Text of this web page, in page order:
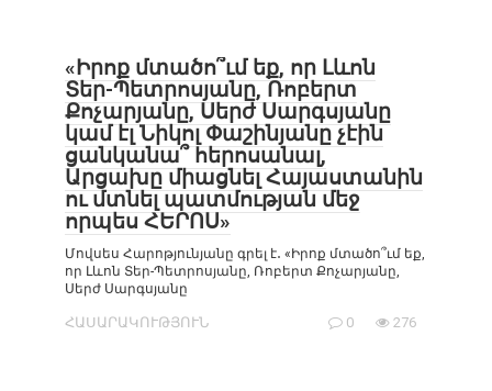
«Իրոք մտածո՞ւմ եք, որ Լևոն
Տեր-Պետրոսյանը, Ռոբերտ
Քոչարյանը, Սերժ Սարգսյանը
կամ էլ Նիկոլ Փաշինյանը չէին
ցանկանա՞ հերոսանալ,
Արցախը միացնել Հայաստանին
ու մտնել պատմության մեջ
որպես ՀԵՐՈՍ»
Մովսես Հարոթյունյանը գրել է․ «Իրոք մտածո՞ւմ եք,
որ Լևոն Տեր-Պետրոսյանը, Ռոբերտ Քոչարյանը,
Սերժ Սարգսյանը
ՀԱՍԱՐԱԿՈՒԹՅՈՒՆ 0 276